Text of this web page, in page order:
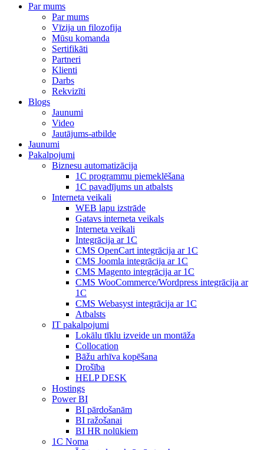
Par mums
Par mums
Vīzija un filozofija
Mūsu komanda
Sertifikāti
Partneri
Klienti
Darbs
Rekvizīti
Blogs
Jaunumi
Video
Jautājums-atbilde
Jaunumi
Pakalpojumi
Biznesu automatizācija
1С programmu piemeklēšana
1С pavadījums un atbalsts
Interneta veikali
WEB lapu izstrāde
Gatavs interneta veikals
Interneta veikali
Integrācija ar 1C
CMS OpenCart integrācija ar 1C
CMS Joomla integrācija ar 1C
CMS Magento integrācija ar 1C
CMS WooCommerce/Wordpress integrācija ar
1C
CMS Webasyst integrācija ar 1C
Atbalsts
IT pakalpojumi
Lokālu tīklu izveide un montāža
Collocation
Bāžu arhīva kopēšana
Drošība
HELP DESK
Hostings
Power BI
BI pārdošanām
BI ražošanai
BI HR nolūkiem
1C Noma